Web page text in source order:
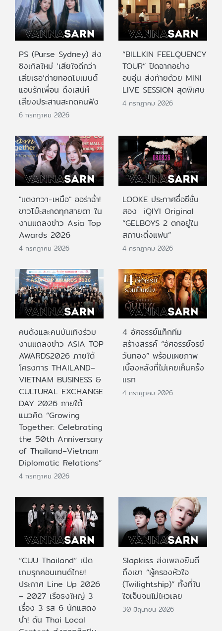
PS (Purse Sydney) ส่ง
ซิงเกิลใหม่ ‘เสียใจดีกว่า
เสียเธอ’ถ่ายทอดโมเมนต์
แอบรักเพื่อน ดึงเสน่ห์
เสียงประสานสะกดคนฟัง
6 กรกฎาคม 2026
“BILLKIN FEELQUENCY
TOUR” ปิดฉากอย่าง
อบอุ่น ส่งท้ายด้วย MINI
LIVE SESSION สุดพิเศษ
4 กรกฎาคม 2026
"แตงกวา-เหนือ" ออร่าฉ่ำ!
ขาวโบ๊ะสะกดทุกสายตา ใน
งานแถลงข่าว Asia Top
Awards 2026
4 กรกฎาคม 2026
LOOKE ประกาศชื่อซีซั่น
สอง iQIYI Original
“GELBOYS 2 ตกอยู่ใน
สถานะติ่งแฟน”
4 กรกฎาคม 2026
คนดังและคนบันเทิงร่วม
งานแถลงข่าว ASIA TOP
AWARDS2026 ภายใต้
โครงการ THAILAND–
VIETNAM BUSINESS &
CULTURAL EXCHANGE
DAY 2026 ภายใต้
แนวคิด “Growing
Together: Celebrating
the 50th Anniversary
of Thailand–Vietnam
Diplomatic Relations”
4 กรกฎาคม 2026
4 อัศจรรย์แท็กทีม
สร้างสรรค์ “อัศจรรย์จรย์
วันทอง” พร้อมเผยภาพ
เบื้องหลังที่ไม่เคยเห็นครั้ง
แรก
4 กรกฎาคม 2026
“CUU Thailand” เปิด
เกมรุกคอนเทนต์ไทย!
ประกาศ Line Up 2026
– 2027 เรือธงใหญ่ 3
เรื่อง 3 รส 6 นักแสดง
นำ! ดัน Thai Local
Slapkiss ส่งเพลงยินดี
ถึงเขา “ผู้ครองหัวใจ
(Twilightship)” ทั้งที่ใน
ใจเจ็บจนไม่ไหวเลย
30 มิถุนายน 2026